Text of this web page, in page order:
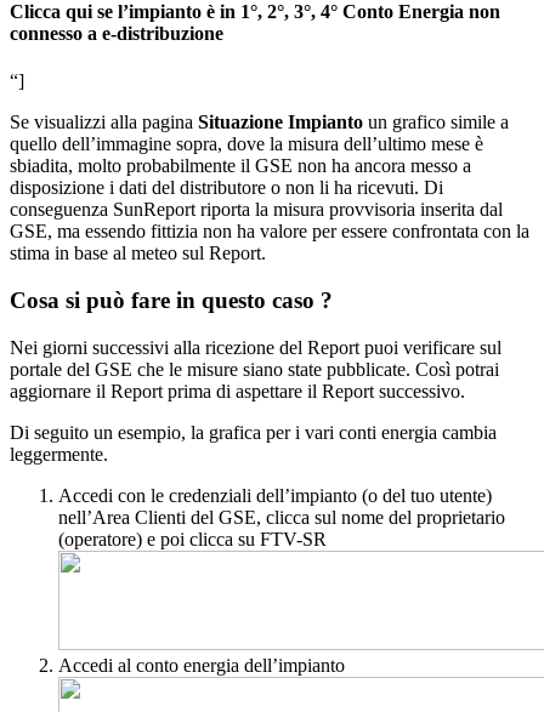
Clicca qui se l’impianto è in 1°, 2°, 3°, 4° Conto Energia non
connesso a e-distribuzione
“]
Se visualizzi alla pagina Situazione Impianto un grafico simile a
quello dell’immagine sopra, dove la misura dell’ultimo mese è
sbiadita, molto probabilmente il GSE non ha ancora messo a
disposizione i dati del distributore o non li ha ricevuti. Di
conseguenza SunReport riporta la misura provvisoria inserita dal
GSE, ma essendo fittizia non ha valore per essere confrontata con la
stima in base al meteo sul Report.
Cosa si può fare in questo caso ?
Nei giorni successivi alla ricezione del Report puoi verificare sul
portale del GSE che le misure siano state pubblicate. Così potrai
aggiornare il Report prima di aspettare il Report successivo.
Di seguito un esempio, la grafica per i vari conti energia cambia
leggermente.
Accedi con le credenziali dell’impianto (o del tuo utente)
nell’Area Clienti del GSE, clicca sul nome del proprietario
(operatore) e poi clicca su FTV-SR
Accedi al conto energia dell’impianto